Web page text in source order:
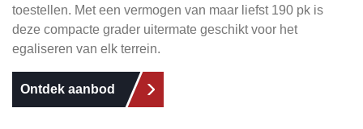
toestellen. Met een vermogen van maar liefst 190 pk is
deze compacte grader uitermate geschikt voor het
egaliseren van elk terrein.
Ontdek aanbod